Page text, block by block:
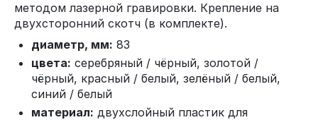
методом лазерной гравировки. Крепление на
двухсторонний скотч (в комплекте).
диаметр, мм: 83
цвета: серебряный / чёрный, золотой /
чёрный, красный / белый, зелёный / белый,
синий / белый
материал: двухслойный пластик для